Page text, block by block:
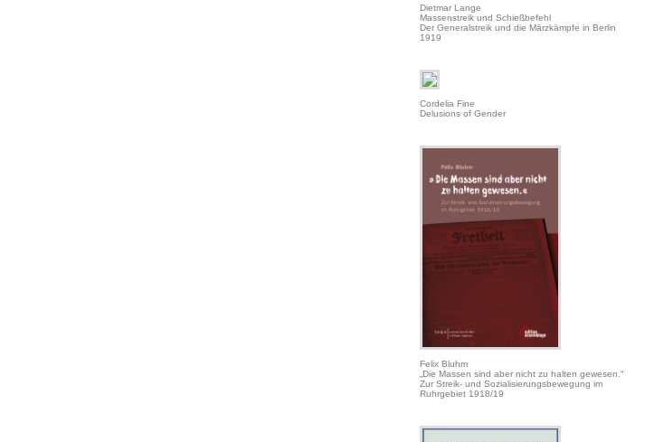
Dietmar Lange
Massenstreik und Schießbefehl
Der Generalstreik und die Märzkämpfe in Berlin
1919
Cordelia Fine
Delusions of Gender
Felix Bluhm
„Die Massen sind aber nicht zu halten gewesen.“
Zur Streik- und Sozialisierungsbewegung im
Ruhrgebiet 1918/19